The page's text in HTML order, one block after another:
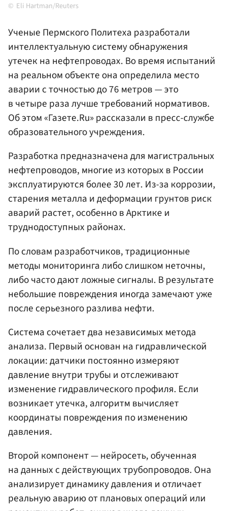
Eli Hartman/Reuters
Ученые Пермского Политеха разработали
интеллектуальную систему обнаружения
утечек на нефтепроводах. Во время испытаний
на реальном объекте она определила место
аварии с точностью до 76 метров — это
в четыре раза лучше требований нормативов.
Об этом «Газете.Ru» рассказали в пресс-службе
образовательного учреждения.
Разработка предназначена для магистральных
нефтепроводов, многие из которых в России
эксплуатируются более 30 лет. Из-за коррозии,
старения металла и деформации грунтов риск
аварий растет, особенно в Арктике и
труднодоступных районах.
По словам разработчиков, традиционные
методы мониторинга либо слишком неточны,
либо часто дают ложные сигналы. В результате
небольшие повреждения иногда замечают уже
после серьезного разлива нефти.
Система сочетает два независимых метода
анализа. Первый основан на гидравлической
локации: датчики постоянно измеряют
давление внутри трубы и отслеживают
изменение гидравлического профиля. Если
возникает утечка, алгоритм вычисляет
координаты повреждения по изменению
давления.
Второй компонент — нейросеть, обученная
на данных с действующих трубопроводов. Она
анализирует динамику давления и отличает
реальную аварию от плановых операций или